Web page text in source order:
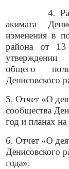
4.
акимата
изменения в
района от
общего
Денисовского
5. Отчет «О
сообщества
год и планах
6. Отчет «О
Денисовского
года».